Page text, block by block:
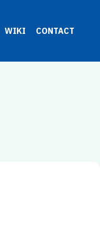
WIKI CONTACT